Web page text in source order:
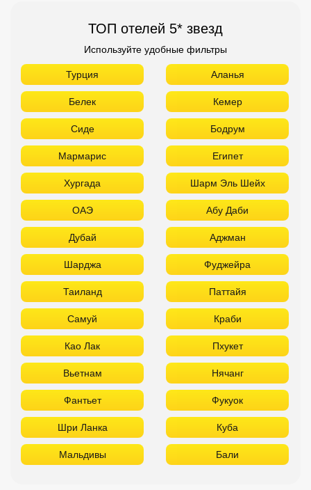
ТОП отелей 5* звезд
Используйте удобные фильтры
Турция Аланья
Белек Кемер
Сиде Бодрум
Мармарис Египет
Хургада Шарм Эль Шейх
ОАЭ Абу Даби
Дубай Аджман
Шарджа Фуджейра
Таиланд Паттайя
Самуй Краби
Као Лак Пхукет
Вьетнам Нячанг
Фантьет Фукуок
Шри Ланка Куба
Мальдивы Бали